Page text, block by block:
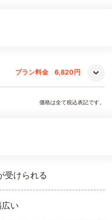
プラン料金 6,820円
価格は全て税込表記です。
受けられる
い